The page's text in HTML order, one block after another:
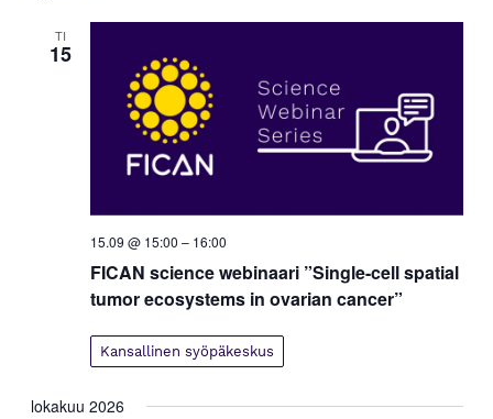
TI
15
15.09 @ 15:00 – 16:00
FICAN science webinaari ”Single-cell spatial
tumor ecosystems in ovarian cancer”
Kansallinen syöpäkeskus
lokakuu 2026